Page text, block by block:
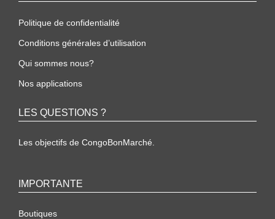
Politique de confidentialité
Conditions générales d’utilisation
Qui sommes nous?
Nos applications
LES QUESTIONS ?
Les objectifs de CongoBonMarché.
IMPORTANTE
Boutiques